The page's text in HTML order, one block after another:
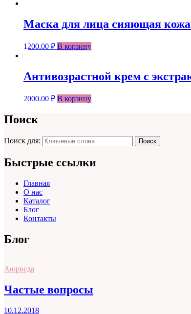
Маска для лица сияющая
1200.00 ₽ В корзину
Антивозрастной крем с
2000.00 ₽ В корзину
Поиск
Поиск для: Поиск
Быстрые ссылки
Главная
О нас
Каталог
Блог
Контакты
Блог
Аюрведа
Частые вопросы
10.12.2018